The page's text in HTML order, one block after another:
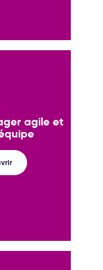
agile et